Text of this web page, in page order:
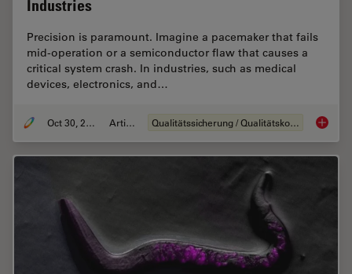
Industries
Precision is paramount. Imagine a pacemaker that fails
mid-operation or a semiconductor flaw that causes a
critical system crash. In industries, such as medical
devices, electronics, and…
Oct 30, 2025 Artikel Qualitätssicherung / Qualitätskontrolle Quality